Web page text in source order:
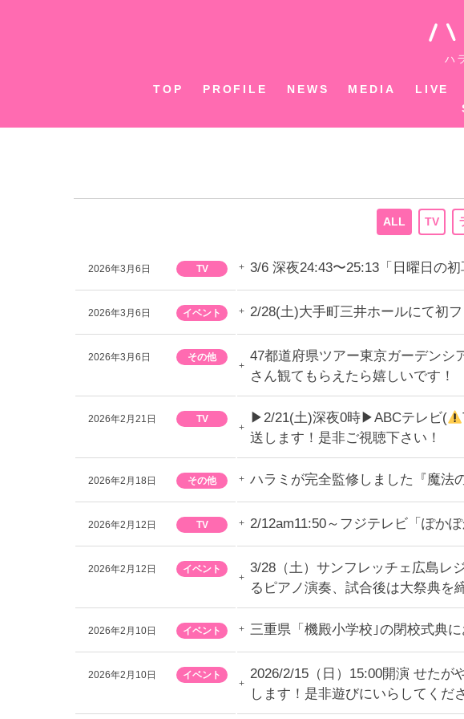
ハ
TOP PROFILE NEWS MEDIA LIVE
ALL TV
2026年3月6日 TV 3/6 深夜24:43〜25:13「日曜日の
2026年3月6日 イベント 2/28(土)大手町三井ホールにて初
2026年3月6日 その他
47都道府県ツアー東京ガーデンシ
さん観てもらえたら嬉しいです！
2026年2月21日 TV ▶︎2/21(土)深夜0時▶︎ABCテレビ(
送します！是非ご視聴下さい！
2026年2月18日 その他 ハラミが完全監修しました『魔法
2026年2月12日 TV 2/12am11:50～フジテレビ「ぽか
2026年2月12日 イベント
3/28（土）サンフレッチェ広島レ
るピアノ演奏、試合後は大祭典を
2026年2月10日 イベント 三重県「機殿小学校｣の閉校式典
2026年2月10日 イベント
2026/2/15（日）15:00開演 せた
します！是非遊びにいらしてくだ